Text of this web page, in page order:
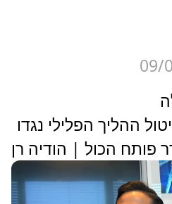
09/
ההליך הפלילי נגדו
פותח הכול | הודיה רן